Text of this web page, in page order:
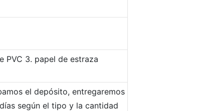
PVC 3. papel de estraza
el depósito, entregaremos
según el tipo y la cantidad